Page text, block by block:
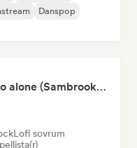
Danspop
sad songs to listen to alone (Sambrook Sounds)
Lofi sovrum